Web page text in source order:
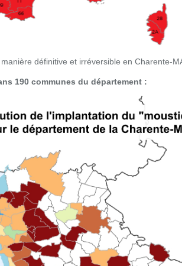
définitive et irréversible en Charente-
190 communes du département :